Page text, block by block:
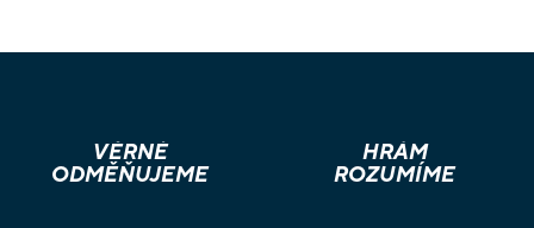
VĚRNÉ
ODMĚŇUJEME
HRÁM
ROZUMÍME